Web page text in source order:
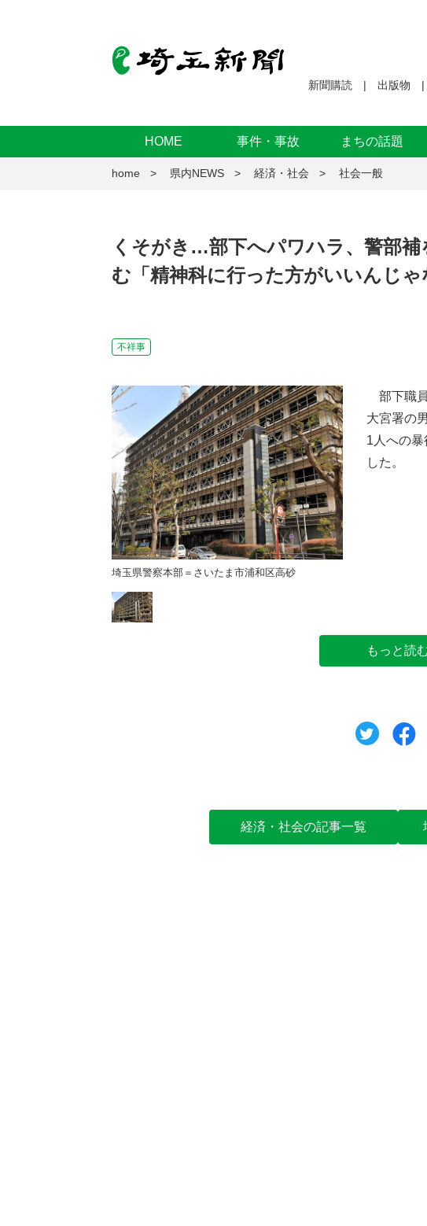
新聞購読 出版物
HOME 事件・事故 まちの話題
home 県内NEWS 経済・社会 社会一般
くそがき…部下へパワハラ、警部
む「精神科に行った方がいいんじゃ
不祥事
埼玉県警察本部＝さいたま市浦和区高砂
部下職員
大宮署の
1人への
した。
もっと読
ツイート
経済・社会の記事一覧